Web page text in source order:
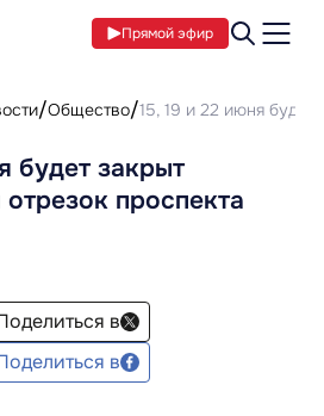
Прямой эфир
Общество 15, 19 и 22 июня
будет закрыт
проспекта
в
в